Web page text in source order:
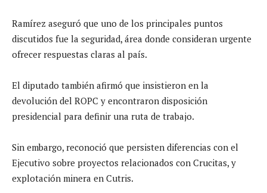
Ramírez aseguró que uno de los principales puntos
discutidos fue la seguridad, área donde consideran urgente
ofrecer respuestas claras al país.
El diputado también afirmó que insistieron en la
devolución del ROPC y encontraron disposición
presidencial para definir una ruta de trabajo.
Sin embargo, reconoció que persisten diferencias con el
Ejecutivo sobre proyectos relacionados con Crucitas, y
explotación minera en Cutris.